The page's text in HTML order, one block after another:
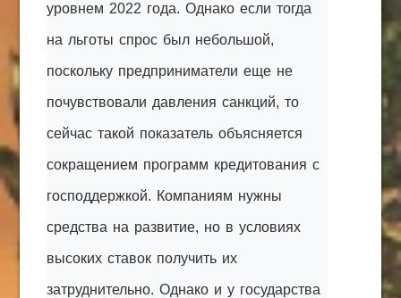
Eltaro-Vrn.ru
@Edgarpo36
уровнем 2022 года. Однако если тогда
на льготы спрос был небольшой,
поскольку предприниматели еще не
почувствовали давления санкций, то
сейчас такой показатель объясняется
сокращением программ кредитования с
господдержкой. Компаниям нужны
средства на развитие, но в условиях
высоких ставок получить их
затруднительно. Однако и у государства